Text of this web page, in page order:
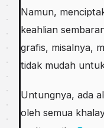
Namun,
keahlian
grafis, misalnya,
tidak mudah
Untungnya, ada
oleh semua